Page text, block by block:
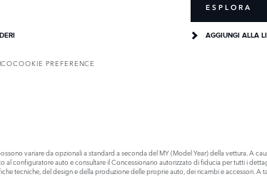
ESPLORA
AGGIUNGI ALLA
COOKIE PREFERENCE
variare da opzionali a standard a seconda del MY (Model Year) della vettura. A
al configuratore auto e consultare il Concessionario autorizzato di fiducia per tutti i
tecniche, del design e della produzione delle proprie auto, dei ricambi e accessori.